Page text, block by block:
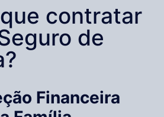
contratar
de
Financeira